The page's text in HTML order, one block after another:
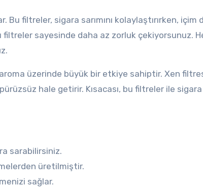
filtreler, sigara sarımını kolaylaştırırken, içim
sayesinde daha az zorluk çekiyorsunuz.
üzerinde büyük bir etkiye sahiptir. Xen
hale getirir. Kısacası, bu filtreler ile
sarabilirsiniz.
üretilmiştir.
sağlar.